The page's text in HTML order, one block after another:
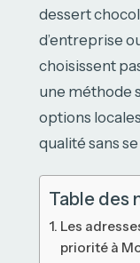
dessert
d’entreprise
choisissent
une méthode
options
qualité sans
Table des
Les
priorité à